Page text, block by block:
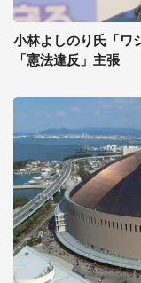
小林よしのり氏「ワ
「憲法違反」主張